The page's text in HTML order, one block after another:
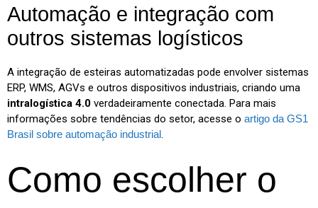
Automação e integração com
outros sistemas logísticos
A integração de esteiras automatizadas pode envolver sistemas
ERP, WMS, AGVs e outros dispositivos industriais, criando uma
intralogística 4.0 verdadeiramente conectada. Para mais
informações sobre tendências do setor, acesse o artigo da GS1
Brasil sobre automação industrial.
Como escolher o